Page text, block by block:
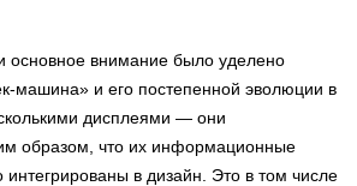
основное внимание было уделено
машина» и его постепенной эволюции в
дисплеями — они
образом, что их информационные
в дизайн. Это в том числе